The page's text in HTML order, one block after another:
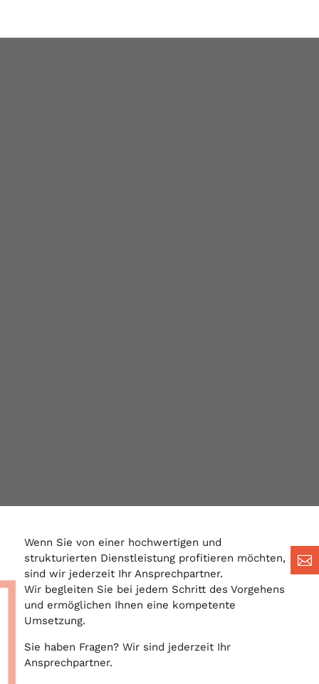

Wenn Sie von einer hochwertigen und
strukturierten Dienstleistung profitieren möchten,
sind wir jederzeit Ihr Ansprechpartner.
Wir begleiten Sie bei jedem Schritt des Vorgehens
und ermöglichen Ihnen eine kompetente
Umsetzung.
Sie haben Fragen? Wir sind jederzeit Ihr
Ansprechpartner.